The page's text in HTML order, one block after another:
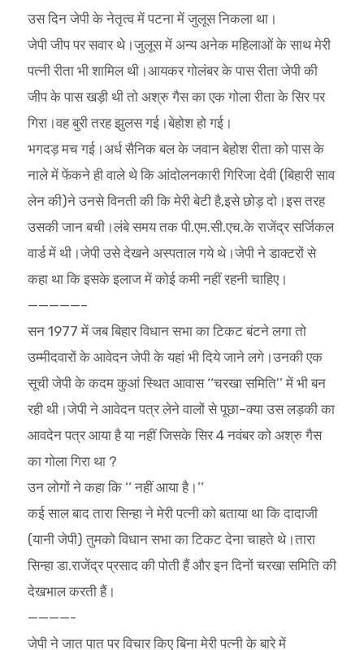
उस दिन जेपी के नेतृत्व में पटना में जुलूस निकला था।
जेपी जीप पर सवार थे।जुलूस में अन्य अनेक महिलाओं के साथ मेरी
पत्नी रीता भी शामिल थी।आयकर गोलंबर के पास रीता जेपी की
जीप के पास खड़ी थी तो अश्रु गैस का एक गोला रीता के सिर पर
गिरा।वह बुरी तरह झुलस गई।बेहोश हो गई।
भगदड़ मच गई।अर्ध सैनिक बल के जवान बेहोश रीता को पास के
नाले में फेंकने ही वाले थे कि आंदोलनकारी गिरिजा देवी (बिहारी साव
लेन की)ने उनसे विनती की कि मेरी बेटी है,इसे छोड़ दो।इस तरह
उसकी जान बची।लंबे समय तक पी.एम.सी.एच.के राजेंद्र सर्जिकल
वार्ड में थी।जेपी उसे देखने अस्पताल गये थे।जेपी ने डाक्टरों से
कहा था कि इसके इलाज में कोई कमी नहीं रहनी चाहिए।
—————–
सन 1977 में जब बिहार विधान सभा का टिकट बंटने लगा तो
उम्मीदवारों के आवेदन जेपी के यहां भी दिये जाने लगे।उनकी एक
सूची जेपी के कदम कुआं स्थित आवास ‘‘चरखा समिति’’ में भी बन
रही थी।जेपी ने आवेदन पत्र लेने वालों से पूछा–क्या उस लड़की का
आवदेन पत्र आया है या नहीं जिसके सिर 4 नवंबर को अश्रु गैस
का गोला गिरा था ?
उन लोगों ने कहा कि ‘‘ नहीं आया है।’’
कई साल बाद तारा सिन्हा ने मेरी पत्नी को बताया था कि दादाजी
(यानी जेपी) तुमको विधान सभा का टिकट देना चाहते थे।तारा
सिन्हा डा.राजेंद्र प्रसाद की पोती हैं और इन दिनों चरखा समिति की
देखभाल करती हैं।
————-
जेपी ने जात पात पर विचार किए बिना मेरी पत्नी के बारे में